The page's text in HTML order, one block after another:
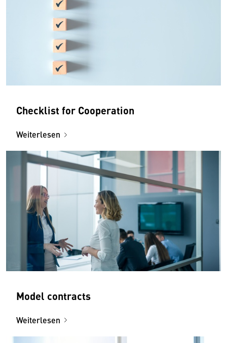
Checklist for Cooperation
Weiterlesen
Model contracts
Weiterlesen